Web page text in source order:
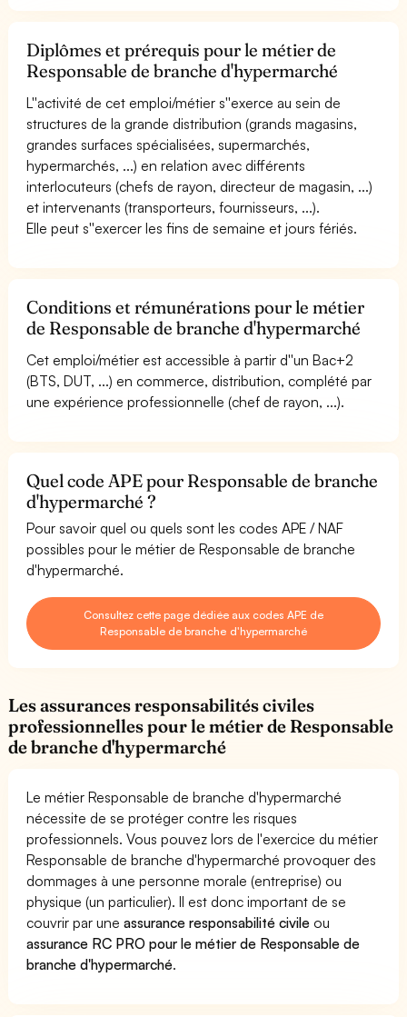
Diplômes et prérequis pour le métier de
Responsable de branche d'hypermarché
L''activité de cet emploi/métier s''exerce au sein de
structures de la grande distribution (grands magasins,
grandes surfaces spécialisées, supermarchés,
hypermarchés, ...) en relation avec différents
interlocuteurs (chefs de rayon, directeur de magasin, ...)
et intervenants (transporteurs, fournisseurs, ...).
Elle peut s''exercer les fins de semaine et jours fériés.
Conditions et rémunérations pour le métier
de Responsable de branche d'hypermarché
Cet emploi/métier est accessible à partir d''un Bac+2
(BTS, DUT, ...) en commerce, distribution, complété par
une expérience professionnelle (chef de rayon, ...).
Quel code APE pour Responsable de branche
d'hypermarché ?
Pour savoir quel ou quels sont les codes APE / NAF
possibles pour le métier de Responsable de branche
d'hypermarché.
Consultez cette page dédiée aux codes APE de
Responsable de branche d'hypermarché
Les assurances responsabilités civiles
professionnelles pour le métier de Responsable
de branche d'hypermarché
Le métier Responsable de branche d'hypermarché
nécessite de se protéger contre les risques
professionnels. Vous pouvez lors de l'exercice du métier
Responsable de branche d'hypermarché provoquer des
dommages à une personne morale (entreprise) ou
physique (un particulier). Il est donc important de se
couvrir par uneassurance responsabilité civile ou
assurance RC PRO pour le métier de Responsable de
branche d'hypermarché.